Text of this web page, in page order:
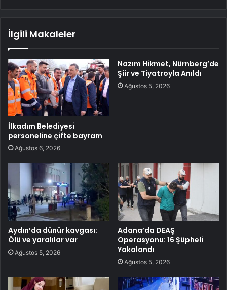
İlgili Makaleler
İlkadım Belediyesi
personeline çifte bayram
Ağustos 6, 2026
Nazım Hikmet, Nürnberg’de
Şiir ve Tiyatroyla Anıldı
Ağustos 5, 2026
Aydın’da dünür kavgası:
Ölü ve yaralılar var
Ağustos 5, 2026
Adana’da DEAŞ
Operasyonu: 16 Şüpheli
Yakalandı
Ağustos 5, 2026